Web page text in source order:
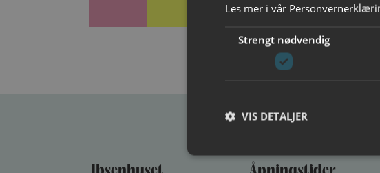
Les mer i vår
Strengt nødvendig
VIS DETALJER